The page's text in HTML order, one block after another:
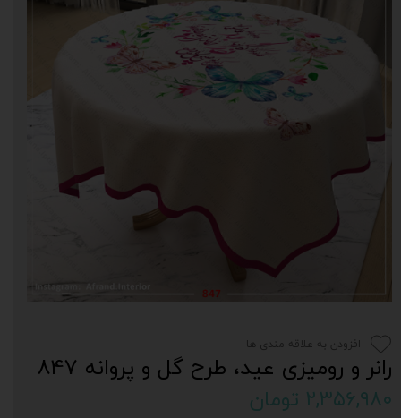
رانر و رومیزی عید، طرح گل و پروانه 847
۲,۳۵۶,۹۸۰ تومان
افزودن به علاقه مندی ها